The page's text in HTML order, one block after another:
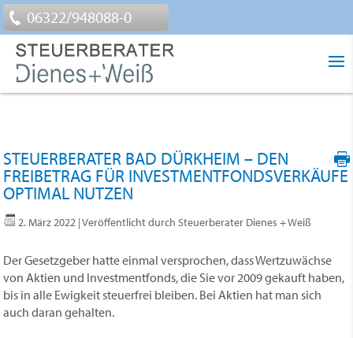
06322/948088-0
STEUERBERATER BAD DÜRKHEIM – DEN
FREIBETRAG FÜR INVESTMENTFONDSVERKÄUFE
OPTIMAL NUTZEN
2. März 2022 | Veröffentlicht durch Steuerberater Dienes + Weiß
Der Gesetzgeber hatte einmal versprochen, dass Wertzuwächse
von Aktien und Investmentfonds, die Sie vor 2009 gekauft haben,
bis in alle Ewigkeit steuerfrei bleiben. Bei Aktien hat man sich
auch daran gehalten.